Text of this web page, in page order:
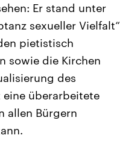
aus
Aktuelle Beiträge,
Hintergründe
Wirtschaftlich und
gehören die Vereinigten
den mächtigsten Ländern
mit großem Einfluss auf
aktuelle Weltgeschehen.
Podcasts
Er stand unter
sexueller Vielfalt“
pietistisch
sowie die Kirchen
des
überarbeitete
allen Bürgern